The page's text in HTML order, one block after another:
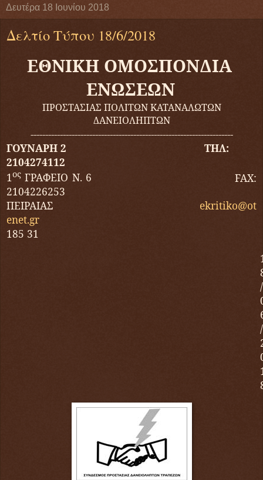
Δευτέρα 18 Ιουνίου 2018
Δελτίο Τύπου 18/6/2018
ΕΘΝΙΚΗ ΟΜΟΣΠΟΝΔΙΑ
ΕΝΩΣΕΩΝ
ΠΡΟΣΤΑΣΙΑΣ ΠΟΛΙΤΩΝ ΚΑΤΑΝΑΛΩΤΩΝ
ΔΑΝΕΙΟΛΗΠΤΩΝ
---------------------------------------------------------------------
ΓΟΥΝΑΡΗ 2 ΤΗΛ:
2104274112
1ος ΓΡΑΦΕΙΟ Ν. 6 FAX:
2104226253
ΠΕΙΡΑΙΑΣ ekritiko@ot
enet.gr
185 31
/
/